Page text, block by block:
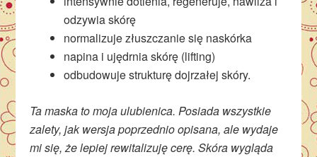
odzywia skórę
normalizuje złuszczanie się naskórka
napina i ujędrnia skórę (lifting)
odbudowuje strukturę dojrzałej skóry.
Ta maska to moja ulubienica. Posiada wszystkie
zalety, jak wersja poprzednio opisana, ale wydaje
mi się, że lepiej rewitalizuję cerę. Skóra wygląda